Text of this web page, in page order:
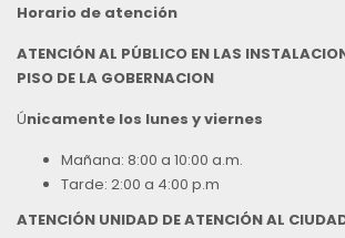
Horario de atención
ATENCIÓN AL PÚBLICO EN LAS
PISO DE LA GOBERNACION
Únicamente los lunes y viernes
Mañana: 8:00 a 10:00 a.m.
Tarde: 2:00 a 4:00 p.m
ATENCIÓN UNIDAD DE ATENCIÓN AL